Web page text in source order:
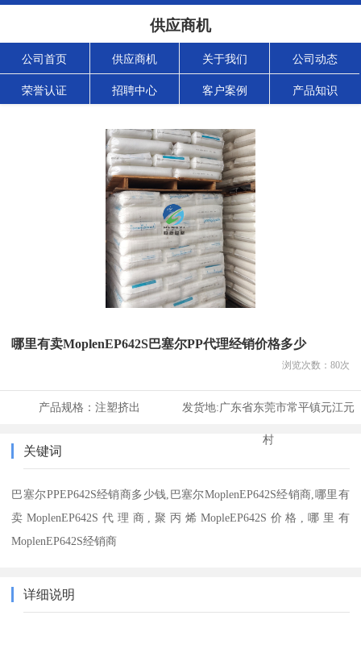
供应商机
公司首页 供应商机 关于我们 公司动态
荣誉认证 招聘中心 客户案例 产品知识
哪里有卖MoplenEP642S巴塞尔PP代理经销价格多少
浏览次数： 80次
产品规格： 注塑挤出 发货地:广东省东莞市常平镇元江元
村
关键词
巴塞尔PPEP642S经销商多少钱,巴塞尔MoplenEP642S经销商,哪里有
卖MoplenEP642S代理商,聚丙烯MopleEP642S价格,哪里有
MoplenEP642S经销商
详细说明